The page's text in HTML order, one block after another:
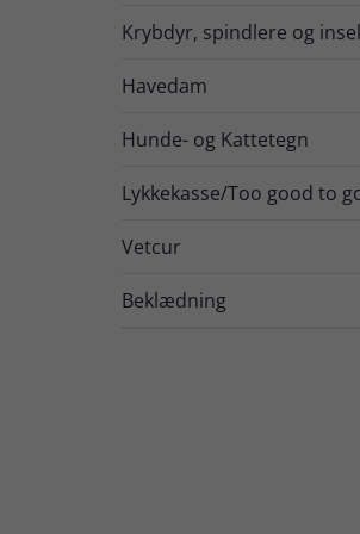
Krybdyr, spindlere og
Havedam
Hunde- og Kattetegn
Lykkekasse/Too good to
Vetcur
Beklædning